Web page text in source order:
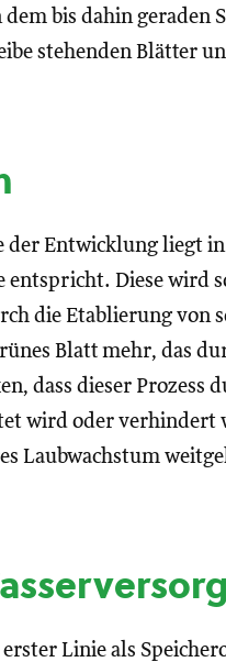
bis dahin geraden
stehenden Blätter
der Entwicklung liegt
Diese wird
die Etablierung von
Blatt mehr, das
dass dieser Prozess
wird oder verhindert
Laubwachstum
Linie als